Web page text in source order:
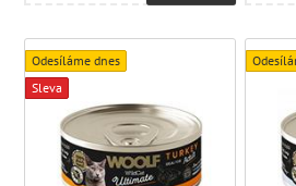
Odesíláme dnes
Sleva